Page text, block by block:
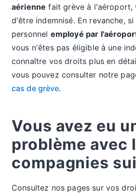
aérienne fait grève à l'aéroport,
d'être indemnisé. En revanche,
personnel employé par
vous n'êtes pas éligible à une
connaître vos droits plus en
vous pouvez consulter notre
cas de grève.
Vous avez eu
problème avec
compagnies
Consultez nos pages sur vos